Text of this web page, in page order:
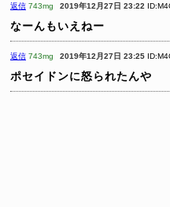
返信 743mg 2019年12月27日 23:22
なーんもいえねー
返信 743mg 2019年12月27日 23:25
ポセイドンに怒られたんや